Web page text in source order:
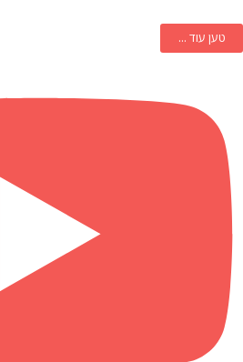
טען עוד ...